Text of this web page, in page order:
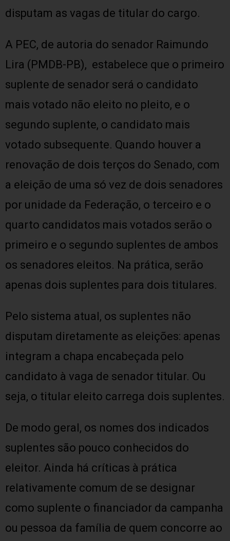
disputam as vagas de titular do cargo.
A PEC, de autoria do senador Raimundo
Lira (PMDB-PB), estabelece que o primeiro
suplente de senador será o candidato
mais votado não eleito no pleito, e o
segundo suplente, o candidato mais
votado subsequente. Quando houver a
renovação de dois terços do Senado, com
a eleição de uma só vez de dois senadores
por unidade da Federação, o terceiro e o
quarto candidatos mais votados serão o
primeiro e o segundo suplentes de ambos
os senadores eleitos. Na prática, serão
apenas dois suplentes para dois titulares.
Pelo sistema atual, os suplentes não
disputam diretamente as eleições: apenas
integram a chapa encabeçada pelo
candidato à vaga de senador titular. Ou
seja, o titular eleito carrega dois suplentes.
De modo geral, os nomes dos indicados
suplentes são pouco conhecidos do
eleitor. Ainda há críticas à prática
relativamente comum de se designar
como suplente o financiador da campanha
ou pessoa da família de quem concorre ao